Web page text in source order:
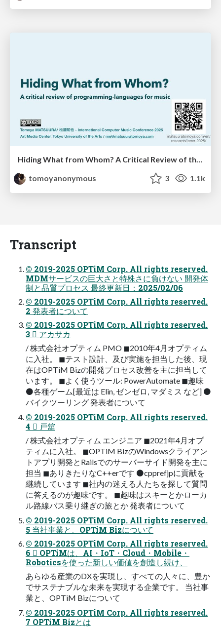
tomoyanonymous
3 1.1k
Transcript
© 2019-2025 OPTiM Corp. All rights reserved.
MDMサービスの巨大さと特殊さに負けない 開発体
制と品質プロセス 最終更新日：2025/02/06
© 2019-2025 OPTiM Corp. All rights reserved.
2 発表者について
© 2019-2025 OPTiM Corp. All rights reserved.
3  アカサカ
/ 株式会社オプティム PMO ◼2010年4月オプティム
に入社。 ◼テスト設計、及び実施を担当した後、現
在はOPTiM Bizの開発プロセス改善を主に担当して
います。 ◼よく使うツール: PowerAutomate ◼趣味
⚫各種ゲーム[最近は Elin, ゼンゼロ, マダミス など] ⚫
バイクツーリング 発表者について
© 2019-2025 OPTiM Corp. All rights reserved.
4  戸舘
/ 株式会社オプティム エンジニア ◼2021年4月オプ
ティムに入社。 ◼OPTiM BizのWindowsクライアン
トアプリ開発とRailsでのサーバーサイド開発を主に
担当 ◼ありきたりなC++erです ⚫cpprefjpに貢献を
継続しています ◼社内の迷える人たちを探して質問
に答えるのが趣味です。 ◼趣味はスキーとかローカ
ル路線バス乗り継ぎの旅とか 発表者について
© 2019-2025 OPTiM Corp. All rights reserved.
5 当社事業と、OPTiM Bizについて
© 2019-2025 OPTiM Corp. All rights reserved.
6  OPTiMは、AI・IoT・Cloud・Mobile・
Roboticsを使った新しい価値を創造し続け、
あらゆる産業のDXを実現し、すべての人々に、豊か
でサステナブルな未来を実現する企業です。 当社事
業と、OPTiM Bizについて
© 2019-2025 OPTiM Corp. All rights reserved.
7 OPTiM Bizとは